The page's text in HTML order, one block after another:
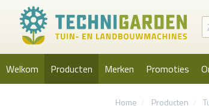
Welkom Producten Merken Promoties
Home Producten